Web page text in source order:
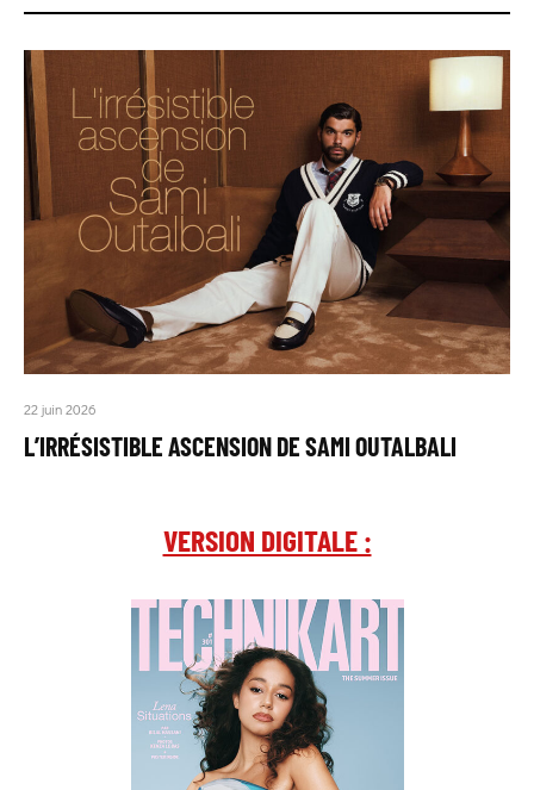
22 juin 2026
L’IRRÉSISTIBLE ASCENSION DE SAMI OUTALBALI
VERSION DIGITALE :